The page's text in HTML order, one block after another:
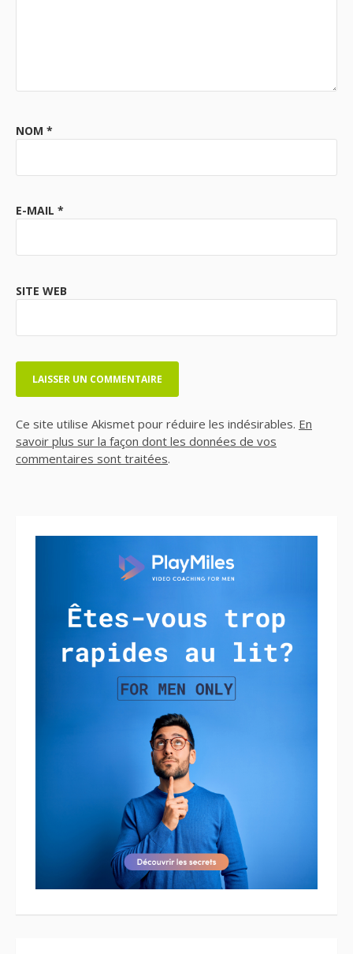
NOM *
E-MAIL *
SITE WEB
Ce site utilise Akismet pour réduire les indésirables. En
savoir plus sur la façon dont les données de vos
commentaires sont traitées.